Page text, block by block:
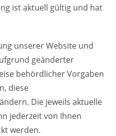
ist aktuell gültig und hat
unserer Website und
geänderter
behördlicher Vorgaben
diese
Die jeweils aktuelle
jederzeit von Ihnen
werden.